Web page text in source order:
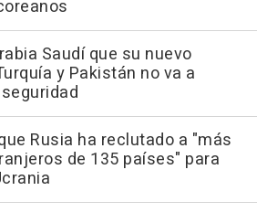
Saudí que su nuevo
y Pakistán no va a
Rusia ha reclutado a "más
de 135 países" para